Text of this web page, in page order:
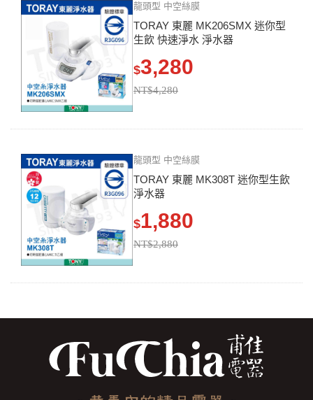
龍頭型 中空絲膜
TORAY 東麗 MK206SMX 迷你型
生飲 快速淨水 淨水器
$3,280
NT$4,280
龍頭型 中空絲膜
TORAY 東麗 MK308T 迷你型生飲
淨水器
$1,880
NT$2,880